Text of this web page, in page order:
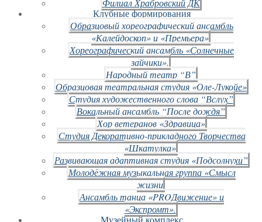
Филиал Храбровский ДК
Клубные формирования
Образцовый хореографический ансамбль
«Калейдоскоп» и «Премьера»
Хореографический ансамбль «Солнечные
зайчики».
Народный театр “В”
Образцовая театральная студия «Оле-Лукойе»
Студия художественного слова “Вслух”
Вокальный ансамбль “После дождя”
Хор ветеранов «Здравица»
Студия Декоративно-прикладного Творчества
«Шкатулка»
Развивающая адаптивная студия «Подсолнухи”
Молодёжная музыкальная группа «Смысл
жизни
Ансамбль танца «PROДвижение» и
«Экспромт».